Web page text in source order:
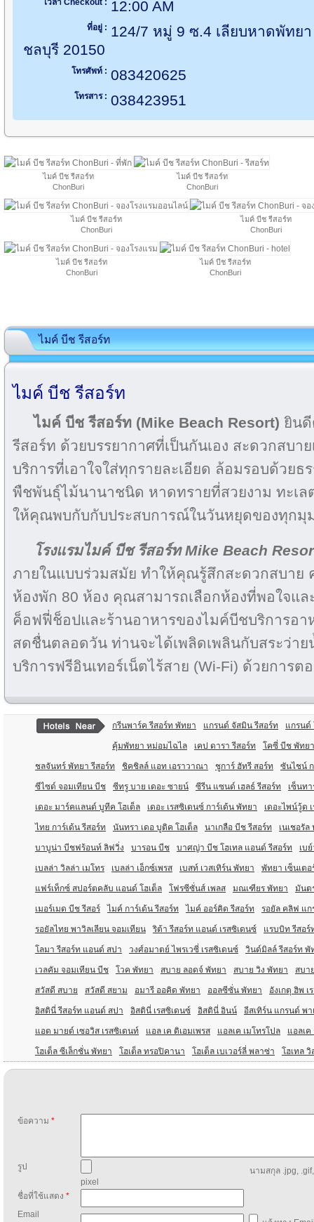
เวลา Checkout : 12:00 AM
ที่อยู่ : 124/7 หมู่ 9 ซ.4 เลียบหาดพัทย
ชลบุรี 20150
โทรศัพท์ : 083420625
โทรสาร : 038423951
ไมค์ บีช รีสอร์ท
ChonBuri
ไมค์ บีช รีสอร์ท
ChonBuri
ไมค์ บีช รีสอร์ท
ChonBuri
ไมค์ บีช รีสอร์ท
ChonBuri
ไมค์ บีช รีสอร์ท
ChonBuri
ไมค์ บีช รีสอร์ท
ChonBuri
ไมค์ บีช รีสอร์ท
ไมค์ บีช รีสอร์ท
ไมค์ บีช รีสอร์ท (Mike Beach Resort) ยิน
รีสอร์ท ด้วยบรรยากาศที่เป็นกันเอง สะดวกสบา
บริการที่เอาใจใส่ทุกรายละเอียด ล้อมรอบด้วย
พืชพันธุ์ไม้นานาชนิด หาดทรายที่สวยงาม ทะเ
ให้คุณพบกับกับประสบการณ์ในวันหยุดของทุกมุม
โรงแรมไมค์ บีช รีสอร์ท Mike Beach
ภายในแบบร่วมสมัย ทำให้คุณรู้สึกสะดวกสบาย
ห้องพัก 80 ห้อง คุณสามารถเลือกห้องที่พอใจแ
ค็อฟฟี่ช็อปและร้านอาหารของไมค์บีชบริการอา
สดชื่นตลอดวัน ท่านจะได้เพลิดเพลินกับสระว่าย
บริการฟรีอินเทอร์เน็ตไร้สาย (Wi-Fi) ด้วยการ
กรีนพาร์ค รีสอร์ท พัทยา แกรนด์ จัสมิน รีสอร์ท แกรนด์
คุ้มพัทยา หม่อมไฉไล เคป ดารา รีสอร์ท โคซี่ บีช พัทยา
ชลจันทร์ พัทยา รีสอร์ท ชิคชิลล์ แอท เอราวาณา ชูการ์ ฮัทรี สอร์ท ซันไชน์
ซีไซด์ จอมเทียน บีช ซีทรู บาย เดอะ ซายน์ ซีรีน แซนด์ เฮลธ์ รีสอร์ท เซ็นท
เดอะ มาร์คแลนด์ บูทีค โฮเต็ล เดอะ เรสซิเดนซ์ การ์เด้น พัทยา เดอะไพน์วู้ด
ไทย การ์เด้น รีสอร์ท นันทรา เดอ บูติค โฮเต็ล นาเกลือ บีช รีสอร์ท เนเชอรั
บาบูน่า บีชฟร้อนท์ ลิฟวิ่ง บารอน บีช บาศญ่า บีช โฮเทล แอนด์ รีสอร์ท เบ
เบลล่า วิลล่า เมโทร เบลล่า เอ็กซ์เพรส เบสท์ เวสเทิร์น พัทยา พัทยา เซ็นเตอ
แฟร์เท็กซ์ สปอร์ตคลับ แอนด์ โฮเต็ล โฟรซีซั่นส์ เพลส มณเฑียร พัทยา มันต
เมอร์เมด บีช รีสอร์ ไมค์ การ์เด้น รีสอร์ท ไมค์ ออร์คิด รีสอร์ท รอยัล คลิฟ แก
รอยัลไทย พาวิลเลียน จอมเทียน ริต้า รีสอร์ท แอนด์ เรสซิเดนซ์ แรบบิท รีสอร์
โลมา รีสอร์ท แอนด์ สปา วงศ์อมาตย์ ไพรเวซี่ เรสซิเดนซ์ วินด์มิลล์ รีสอร์ท พั
เวลคัม จอมเทียน บีช โวค พัทยา สบาย ลอดจ์ พัทยา สบาย วิง พัทยา สบา
สวัสดี สบาย สวัสดี สยาม อมารี ออคิด พัทยา ออลซีซั่น พัทยา อังเกตุ ฮิพ เ
อิสตินี่ รีสอร์ท แอนด์ สปา อิสตินี่ เรสซิเดนซ์ อิสตินี่ อินน์ อีสเทิร์น แกรนด์ พา
แอด มายด์ เซอวิส เรสซิเดนท์ แอล เค ดิเอมเพรส แอลเค เมโทรโปล แอลเค
โฮเต็ล ซีเล็กชั่น พัทยา โฮเต็ล ทรอปิคานา โฮเต็ล เบเวอร์ลี่ พลาซ่า โฮเทล
ข้อความ *
รูป
นามสกุล .jpg,
pixel
ชื่อที่ใช้แสดง *
Email